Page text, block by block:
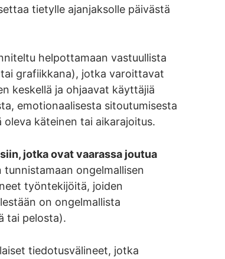
tietylle ajanjaksolle päivästä
helpottamaan vastuullista
grafiikkana), jotka varoittavat
keskellä ja ohjaavat käyttäjiä
emotionaalisesta sitoutumisesta
käteinen tai aikarajoitus.
jotka ovat vaarassa joutua
ongelmallisen
työntekijöitä, joiden
on ongelmallista
tai pelosta).
tiedotusvälineet, jotka